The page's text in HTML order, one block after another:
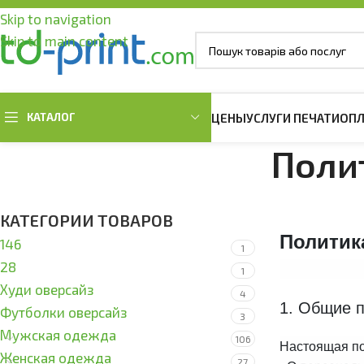
Skip to navigation
Skip to main content
КАТАЛОГ
Футболки оверсайз
Худи оверсайз
Мужские футболки
Мужские Тенниски Поло
Мужские свитшоты
Мужские Худи и Регланы
Женские
Женские Худи
ЦЕНЫУСЛУГИ ПЕЧАТИ
КАТЕГОРИИ ТОВАРОВ
146 1
28 1
Худи оверсайз 4
Футболки оверсайз 3
Мужская одежда 106
Женская одежда 27
1. Общие
Настоящая